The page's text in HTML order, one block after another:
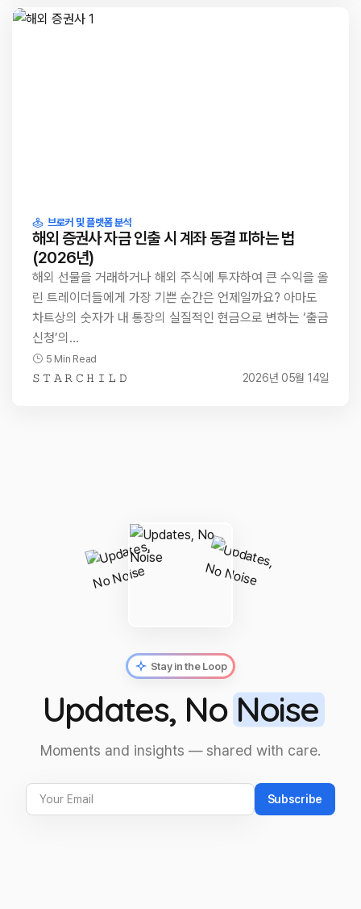
브로커 및 플랫폼 분석
해외 증권사 자금 인출 시 계좌 동결 피하는 법
(2026년)
해외 선물을 거래하거나 해외 주식에 투자하여 큰 수익을 올
린 트레이더들에게 가장 기쁜 순간은 언제일까요? 아마도
차트상의 숫자가 내 통장의 실질적인 현금으로 변하는 ‘출금
신청’의…
5 Min Read
𝚂 𝚃 𝙰 𝚁 𝙲 𝙷 𝙸 𝙻 𝙳 2026년 05월 14일
Stay in the Loop
Updates, NoNoise
Moments and insights — shared with care.
Subscribe